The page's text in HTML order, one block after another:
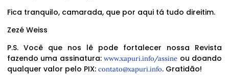
Fica tranquilo, camarada, que por aqui tá tudo direitim.
Zezé Weiss
P.S. Você que nos lê pode fortalecer nossa Revista
fazendo uma assinatura:www.xapuri.info/assine ou doando
qualquer valor pelo PIX: contato@xapuri.info. Gratidão!